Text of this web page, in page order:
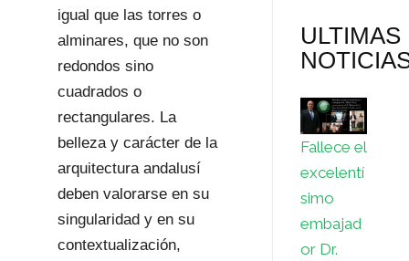
igual que las torres o
alminares, que no son
redondos sino
cuadrados o
rectangulares. La
belleza y carácter de la
arquitectura andalusí
deben valorarse en su
singularidad y en su
contextualización,
ULTIMAS
Fallece el
excelentí
simo
embajad
or Dr.